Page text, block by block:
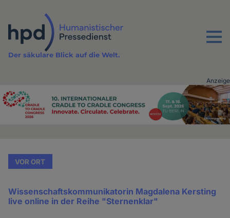
Inhalt
Menu
Der säkulare Blick auf die Welt.
Advertising
Anzeige
VOR ORT
Wissenschaftskommunikatorin Magdalena Kersting
live online in der Reihe "Sternenklar"